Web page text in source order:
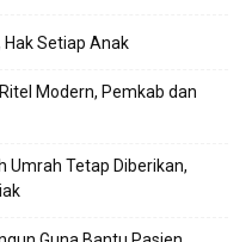
Hak Setiap Anak
Modern, Pemkab dan
Umrah Tetap Diberikan,